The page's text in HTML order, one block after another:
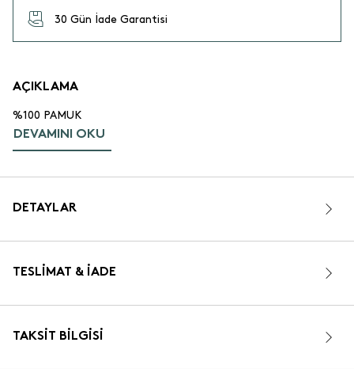
30 Gün İade Garantisi
AÇIKLAMA
%100 PAMUK
DEVAMINI OKU
DETAYLAR
TESLIMAT & İADE
TAKSIT BILGISI